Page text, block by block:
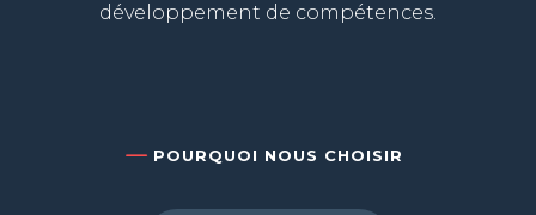
développement de compétences.
POURQUOI NOUS CHOISIR